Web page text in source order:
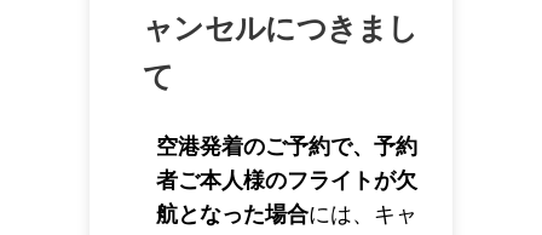
ャンセルにつきまし
て
空港発着のご予約で、予約
者ご本人様のフライトが欠
航となった場合には、キャ